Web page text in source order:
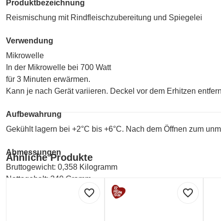
Produktbezeichnung
Reismischung mit Rindfleischzubereitung und Spiegelei
Verwendung
Mikrowelle
In der Mikrowelle bei 700 Watt
für 3 Minuten erwärmen.
Kann je nach Gerät variieren. Deckel vor dem Erhitzen
Aufbewahrung
Gekühlt lagern bei +2°C bis +6°C. Nach dem Öffnen zum
Abmessungen
Bruttogewicht: 0,358 Kilogramm
Nettogehalt: 340 Gramm
Ähnliche Produkte
favorite_border favorite_border